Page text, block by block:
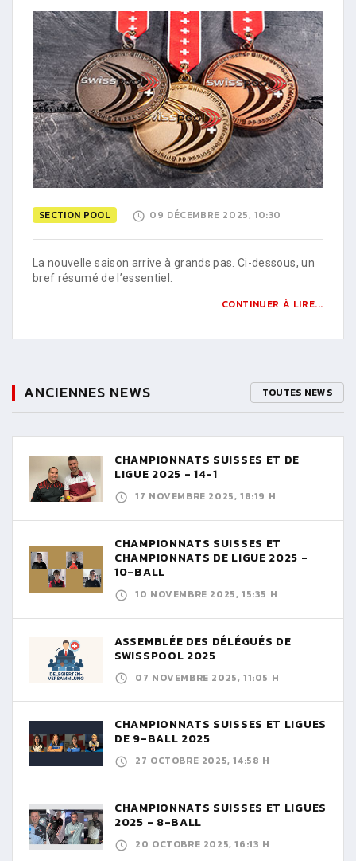
SECTION POOL 09 DÉCEMBRE 2025, 10:30
La nouvelle saison arrive à grands pas. Ci-dessous, un
bref résumé de l’essentiel.
CONTINUER À LIRE...
ANCIENNES NEWS TOUTES NEWS
CHAMPIONNATS SUISSES ET DE
LIGUE 2025 - 14-1
17 NOVEMBRE 2025, 18:19 H
CHAMPIONNATS SUISSES ET
CHAMPIONNATS DE LIGUE 2025 -
10-BALL
10 NOVEMBRE 2025, 15:35 H
ASSEMBLÉE DES DÉLÉGUÉS DE
SWISSPOOL 2025
07 NOVEMBRE 2025, 11:05 H
CHAMPIONNATS SUISSES ET LIGUES
DE 9-BALL 2025
27 OCTOBRE 2025, 14:58 H
CHAMPIONNATS SUISSES ET LIGUES
2025 - 8-BALL
20 OCTOBRE 2025, 16:13 H